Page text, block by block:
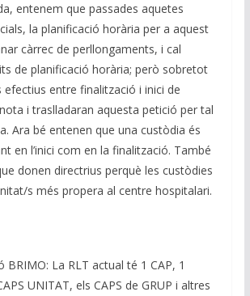
entenem que passades aquetes
la planificació horària per a aquest
càrrec de perllongaments, i cal
de planificació horària; però sobretot
efectius entre finalització i inici de
i traslladaran aquesta petició per tal
Ara bé entenen que una custòdia és
en l’inici com en la finalització. També
donen directrius perquè les custòdies
s més propera al centre hospitalari.
BRIMO: La RLT actual té 1 CAP, 1
UNITAT, els CAPS de GRUP i altres